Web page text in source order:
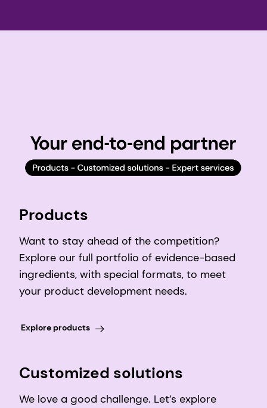
Products
Want to stay ahead of the competition?
Explore our full portfolio of evidence-based
ingredients, with special formats, to meet
your product development needs.
Explore products
Customized solutions
We love a good challenge. Let’s explore